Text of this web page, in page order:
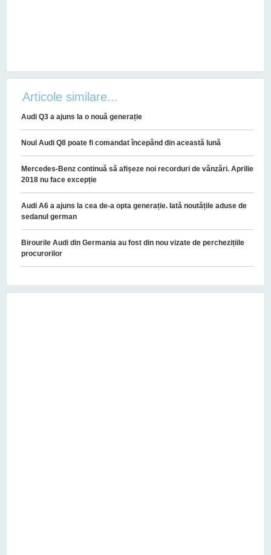
Articole similare...
Audi Q3 a ajuns la o nouă generație
Noul Audi Q8 poate fi comandat începând din această lună
Mercedes-Benz continuă să afișeze noi recorduri de vânzări. Aprilie
2018 nu face excepție
Audi A6 a ajuns la cea de-a opta generație. Iată noutățile aduse de
sedanul german
Birourile Audi din Germania au fost din nou vizate de perchezițiile
procurorilor